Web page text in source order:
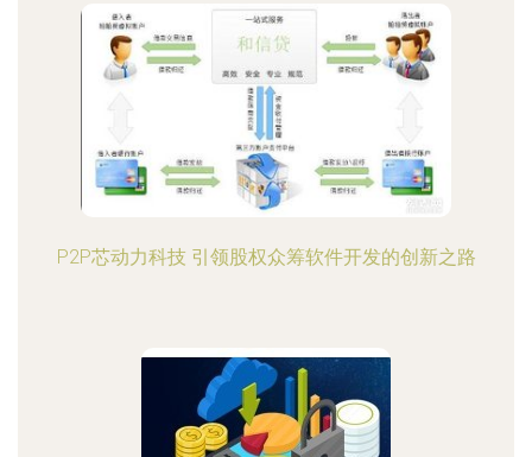
P2P芯动力科技 引领股权众筹软件开发的创新之路